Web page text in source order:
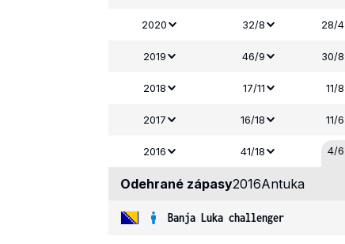
2020 32/8 28/4
2019 46/9 30/8
2018 17/11 11/8
2017 16/18 11/6
2016 41/18 4/6
Odehrané zápasy2016Antuka
Banja Luka challenger